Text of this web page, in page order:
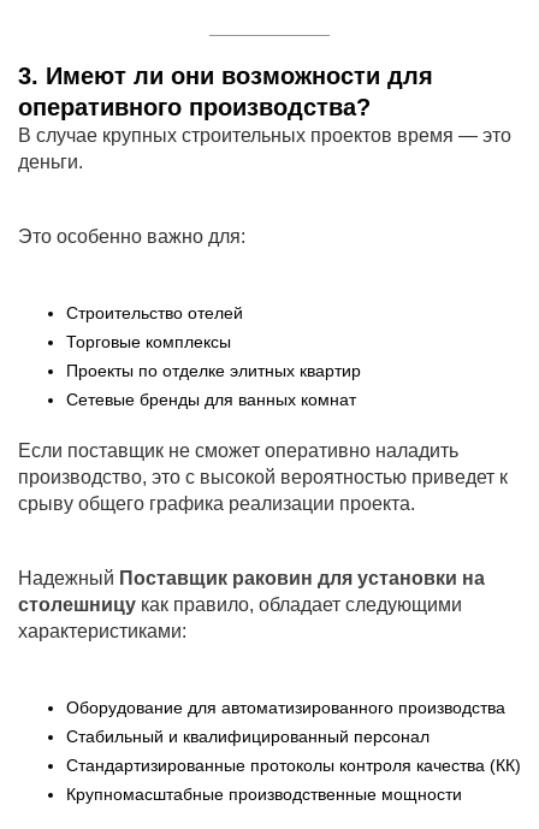
3. Имеют ли они возможности для
оперативного производства?
В случае крупных строительных проектов время — это
деньги.
Это особенно важно для:
Строительство отелей
Торговые комплексы
Проекты по отделке элитных квартир
Сетевые бренды для ванных комнат
Если поставщик не сможет оперативно наладить
производство, это с высокой вероятностью приведет к
срыву общего графика реализации проекта.
Надежный Поставщик раковин для установки на
столешницу как правило, обладает следующими
характеристиками:
Оборудование для автоматизированного производства
Стабильный и квалифицированный персонал
Стандартизированные протоколы контроля качества (КК)
Крупномасштабные производственные мощности